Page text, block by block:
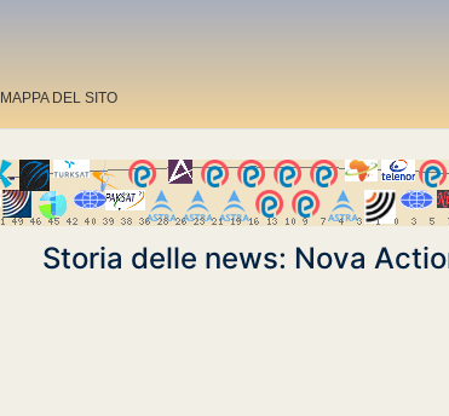
MAPPA DEL SITO
Storia delle news: Nova